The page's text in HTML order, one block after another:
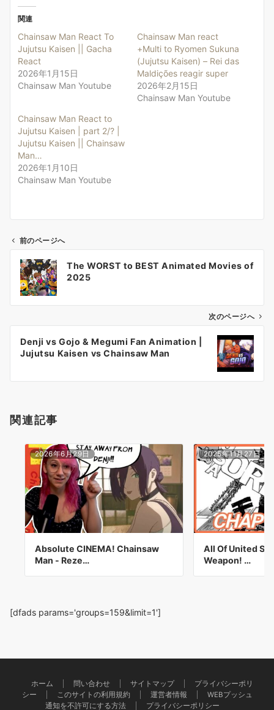
関連
Chainsaw Man React To
Jujutsu Kaisen || Gacha
React
2026年1月15日
Chainsaw Man Youtube
Chainsaw Man react
+Multi to Ryomen Sukuna
(Jujutsu Kaisen) – Rei das
Maldições reagir super
2026年2月15日
Chainsaw Man Youtube
Chainsaw Man React to
Jujutsu Kaisen | part 2/? |
Jujutsu Kaisen || Chainsaw
Man…
2026年1月10日
Chainsaw Man Youtube
ビ
ン
前のページへ
The WORST to BEST Animated Movies of
2025
次のページへ
Denji vs Gojo & Megumi Fan Animation |
Jujutsu Kaisen vs Chainsaw Man
関連記事
2026年6月29日
Absolute CINEMA! Chainsaw
Man - Reze…
2025年11月27日
All Of United
Weapon! …
[dfads params='groups=159&limit=1']
ホーム 問い合わせ サイトマップ
プライバシーポリ
シー
このサイトの利用規約 運営者情報
WEBプッシュ
通知を不許可にする方法
プライバシーポリシー